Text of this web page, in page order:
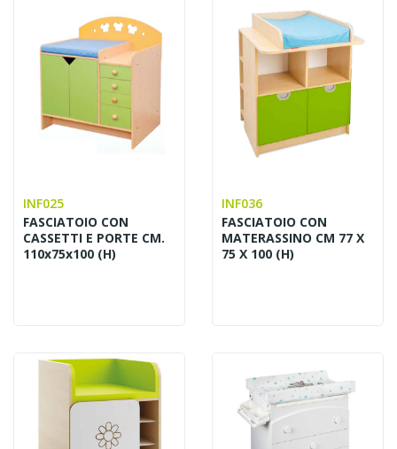
INF025
FASCIATOIO CON
CASSETTI E PORTE CM.
110x75x100 (H)
INF036
FASCIATOIO CON
MATERASSINO CM 77 X
75 X 100 (H)